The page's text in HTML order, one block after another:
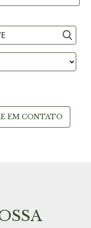
EM CONTATO